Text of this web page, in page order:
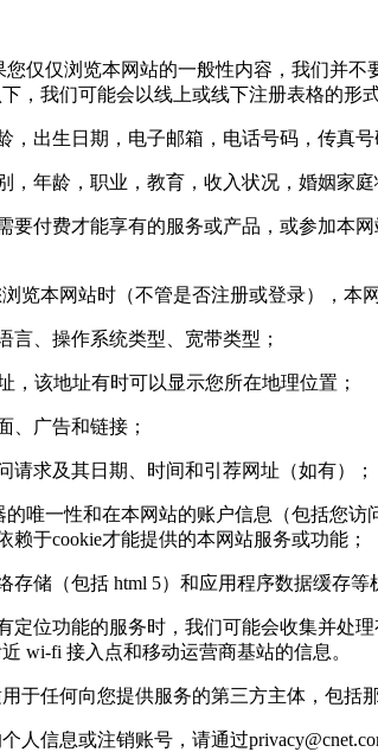
仅浏览本网站的一般性内容，我们并不
，我们可能会以线上或线下注册表格的形
出生日期，电子邮箱，电话号码，传真号
年龄，职业，教育，收入状况，婚姻家庭
付费才能享有的服务或产品，或参加本网
本网站时（不管是否注册或登录），本网
、操作系统类型、宽带类型；
该地址有时可以显示您所在地理位置；
广告和链接；
求及其日期、时间和引荐网址（如有）；
唯一性和在本网站的账户信息（包括您访
赖于cookie才能提供的本网站服务或功能；
储（包括 html 5）和应用程序数据缓存等
位功能的服务时，我们可能会收集并处理
wi-fi 接入点和移动运营商基站的信息。
任何向您提供服务的第三方主体，包括那
信息或注销账号，请通过